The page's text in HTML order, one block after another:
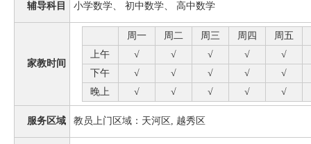
辅导科目 小学数学、 初中数学、 高中数学
家教时间
周一 周二 周三 周四 周五
上午
√ √ √ √
√
下午
√ √ √ √
√
晚上
√ √ √ √ √
服务区域 教员上门区域：天河区, 越秀区